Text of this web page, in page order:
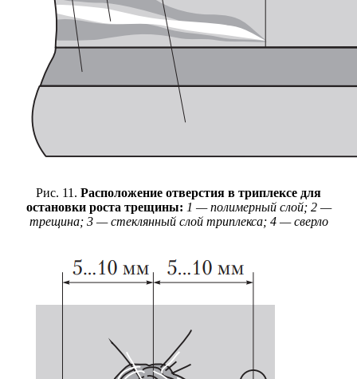
Рис. 11. Расположение отверстия в триплексе для
остановки роста трещины: 1 — полимерный слой; 2 —
трещина; 3 — стеклянный слой триплекса; 4 — сверло